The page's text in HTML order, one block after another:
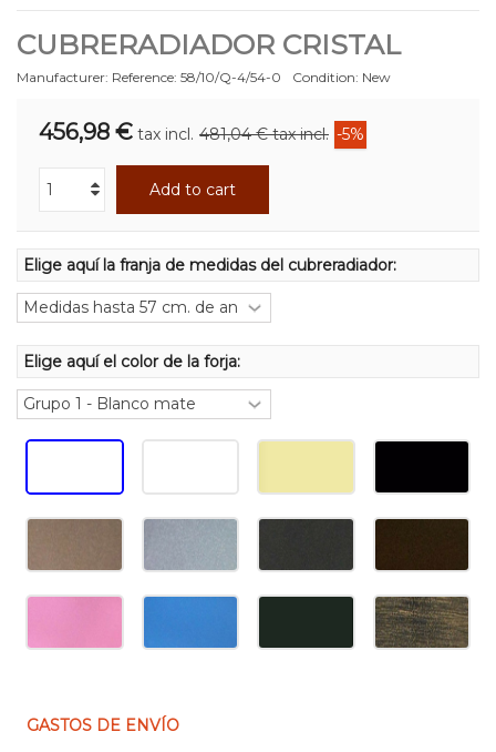
CUBRERADIADOR CRISTAL
Manufacturer: Reference: 58/10/Q-4/54-0 Condition: New
456,98 € tax incl. 481,04 €tax incl. -5%
Add to cart
Elige aquí el color de la forja:
Elige aquí la franja de medidas del cubreradiador:
GASTOS DE ENVÍO